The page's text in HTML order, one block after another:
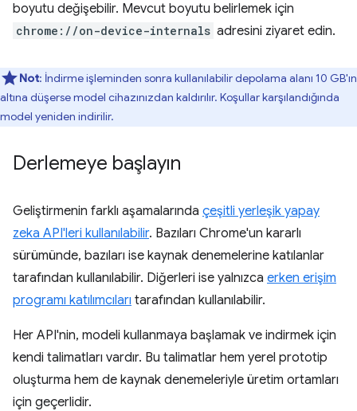
boyutu değişebilir. Mevcut boyutu belirlemek için
chrome://on-device-internals adresini ziyaret edin.
Not: İndirme işleminden sonra kullanılabilir depolama alanı 10 GB'ın
altına düşerse model cihazınızdan kaldırılır. Koşullar karşılandığında
model yeniden indirilir.
Derlemeye başlayın
Geliştirmenin farklı aşamalarında çeşitli yerleşik yapay
zeka API'leri kullanılabilir. Bazıları Chrome'un kararlı
sürümünde, bazıları ise kaynak denemelerine katılanlar
tarafından kullanılabilir. Diğerleri ise yalnızca erken erişim
programı katılımcıları tarafından kullanılabilir.
Her API'nin, modeli kullanmaya başlamak ve indirmek için
kendi talimatları vardır. Bu talimatlar hem yerel prototip
oluşturma hem de kaynak denemeleriyle üretim ortamları
için geçerlidir.